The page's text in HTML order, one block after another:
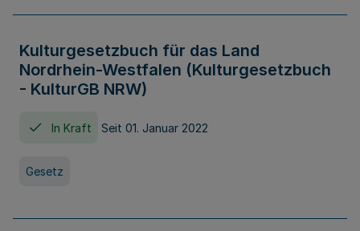
Kulturgesetzbuch für das Land
Nordrhein-Westfalen (Kulturgesetzbuch
- KulturGB NRW)
In Kraft Seit 01. Januar 2022
Gesetz